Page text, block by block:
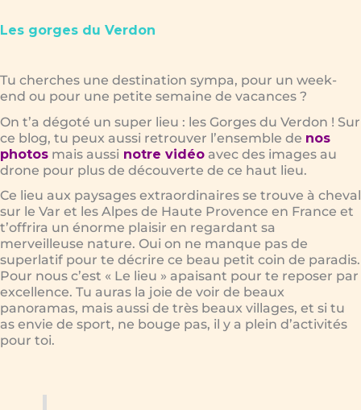
Les gorges du Verdon
Tu cherches une destination sympa, pour un week-
end ou pour une petite semaine de vacances ?
On t’a dégoté un super lieu : les Gorges du Verdon ! Sur
ce blog, tu peux aussi retrouver l’ensemble de nos
photos mais aussi notre vidéo avec des images au
drone pour plus de découverte de ce haut lieu.
Ce lieu aux paysages extraordinaires se trouve à cheval
sur le Var et les Alpes de Haute Provence en France et
t’offrira un énorme plaisir en regardant sa
merveilleuse nature. Oui on ne manque pas de
superlatif pour te décrire ce beau petit coin de paradis.
Pour nous c’est « Le lieu » apaisant pour te reposer par
excellence. Tu auras la joie de voir de beaux
panoramas, mais aussi de très beaux villages, et si tu
as envie de sport, ne bouge pas, il y a plein d’activités
pour toi.